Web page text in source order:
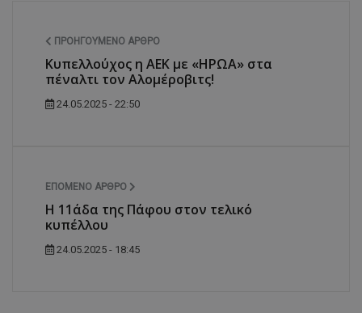
ΠΡΟΗΓΟΎΜΕΝΟ ΆΡΘΡΟ
Κυπελλούχος η ΑΕΚ με «ΗΡΩΑ» στα
πέναλτι τον Αλομέροβιτς!
24.05.2025 - 22:50
ΕΠΌΜΕΝΟ ΆΡΘΡΟ
Η 11άδα της Πάφου στον τελικό
κυπέλλου
24.05.2025 - 18:45